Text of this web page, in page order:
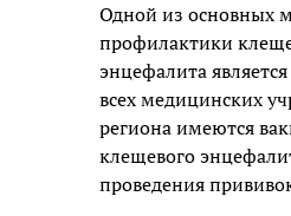
Одной из основных
профилактики
энцефалита
всех медицинских
региона имеются
клещевого
проведения